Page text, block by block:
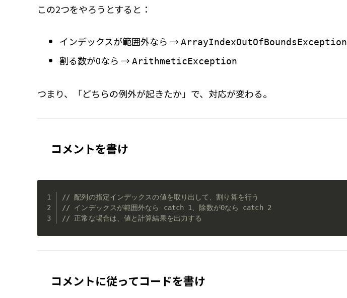
この2つをやろうとすると：
インデックスが範囲外なら →ArrayIndexOutOfBoundsException
割る数が0なら →ArithmeticException
つまり、「どちらの例外が起きたか」で、対応が変わる。
コメントを書け
// 配列の指定インデックスの値を取り出して、割り算を行う
// インデックスが範囲外なら catch 1、除数が0なら catch 2
// 正常な場合は、値と計算結果を出力する
コメントに従ってコードを書け